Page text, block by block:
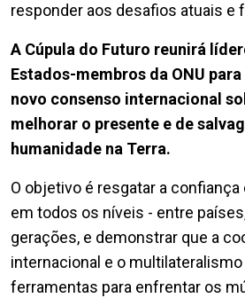
responder aos desafios atuais e
A Cúpula do Futuro reunirá
Estados-membros da ONU
novo consenso internacional
melhorar o presente e de
humanidade na Terra.
O objetivo é resgatar a confiança
em todos os níveis - entre
gerações, e demonstrar que a
internacional e o
ferramentas para enfrentar os